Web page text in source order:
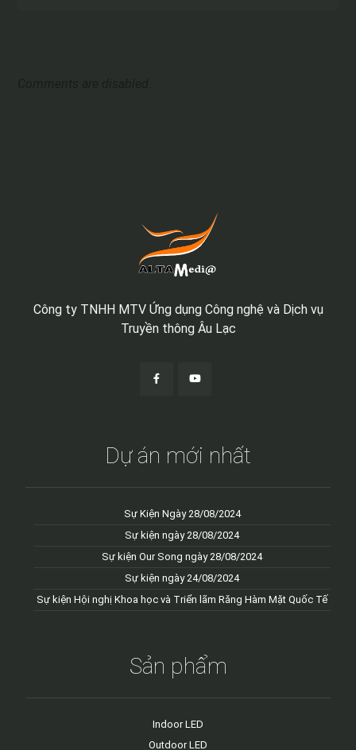
Công ty TNHH MTV Ứng dụng Công nghệ và Dịch vụ
Truyền thông Âu Lạc
Dự án mới nhất
Sự Kiện Ngày 28/08/2024
Sự kiện ngày 28/08/2024
Sự kiện Our Song ngày 28/08/2024
Sự kiện ngày 24/08/2024
Sự kiện Hội nghị Khoa học và Triển lãm Răng Hàm Mặt Quốc Tế
Sản phẩm
Indoor LED
Outdoor LED